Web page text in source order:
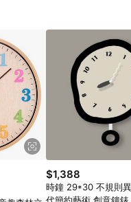
$1,388
時鐘 29*30 不規則